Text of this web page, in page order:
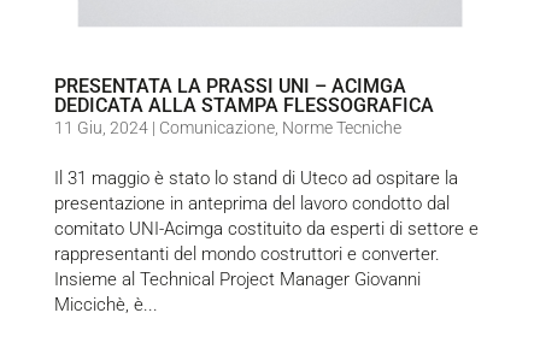
PRESENTATA LA PRASSI UNI – ACIMGA
DEDICATA ALLA STAMPA FLESSOGRAFICA
11 Giu, 2024| Comunicazione, Norme Tecniche
Il 31 maggio è stato lo stand di Uteco ad ospitare la
presentazione in anteprima del lavoro condotto dal
comitato UNI-Acimga costituito da esperti di settore e
rappresentanti del mondo costruttori e converter.
Insieme al Technical Project Manager Giovanni
Miccichè, è...